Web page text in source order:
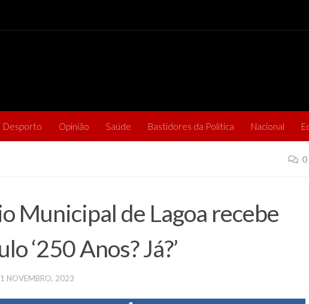
Desporto Opinião Saúde Bastidores da Política Nacional
0
Municipal de Lagoa recebe
‘250 Anos? Já?’
NOVEMBRO, 2023